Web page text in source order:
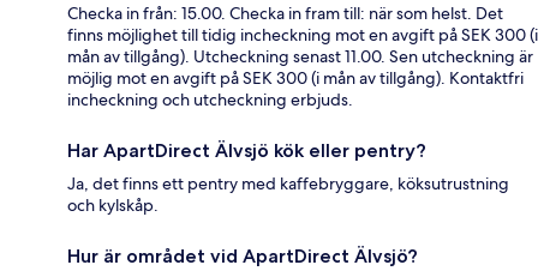
Checka in från: 15.00. Checka in fram till: när som helst. Det
finns möjlighet till tidig incheckning mot en avgift på SEK 300 (i
mån av tillgång). Utcheckning senast 11.00. Sen utcheckning är
möjlig mot en avgift på SEK 300 (i mån av tillgång). Kontaktfri
incheckning och utcheckning erbjuds.
Har ApartDirect Älvsjö kök eller pentry?
Ja, det finns ett pentry med kaffebryggare, köksutrustning
och kylskåp.
Hur är området vid ApartDirect Älvsjö?